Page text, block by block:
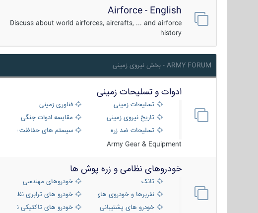
Airforce - English
Discuss about world airforces, aircrafts, ... and airforce
history
ARMY FORUM - بخش نیروی زمینی
ادوات و تسلیحات زمینی
تسلیحات زمینی
فناوری زمینی
تاریخ نیروی زمینی
مقایسه ادوات جنگی
تسلیحات ضد زره
سیستم های حفاظت فعال
Army Gear & Equipment
خودروهای نظامی و زره پوش ها
تانک
خودروهای مهندسی
نفربرها و خودروی های رزمی پیاده نظامخودرو های ترابری نظامی
خودرو های پشتیبانی آتش ، شناسایی و ضد تانک
خودرو های تاکتیکی نظامی